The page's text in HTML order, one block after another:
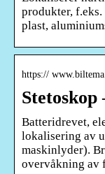
produkter,
plast,
https://
Stetoskop
Batteridrevet,
lokalisering av
maskinlyder).
overvåkning